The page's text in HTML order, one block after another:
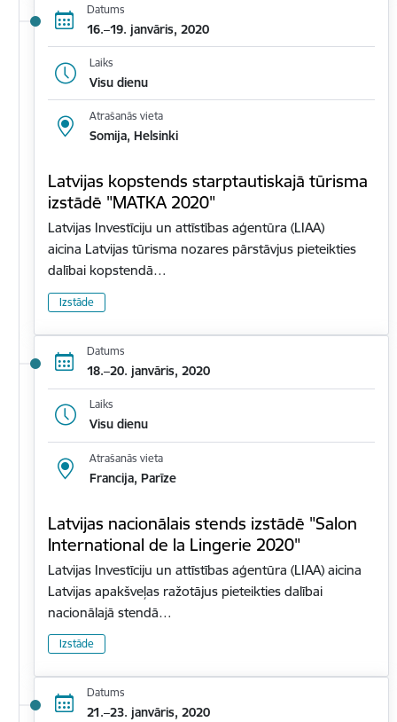
Datums
16.–19. janvāris, 2020
Laiks
Visu dienu
Atrašanās vieta
Somija, Helsinki
Latvijas kopstends starptautiskajā tūrisma
izstādē "MATKA 2020"
Latvijas Investīciju un attīstības aģentūra (LIAA)
aicina Latvijas tūrisma nozares pārstāvjus pieteikties
dalībai kopstendā…
Izstāde
Datums
18.–20. janvāris, 2020
Laiks
Visu dienu
Atrašanās vieta
Francija, Parīze
Latvijas nacionālais stends izstādē "Salon
International de la Lingerie 2020"
Latvijas Investīciju un attīstības aģentūra (LIAA) aicina
Latvijas apakšveļas ražotājus pieteikties dalībai
nacionālajā stendā…
Izstāde
Datums
21.–23. janvāris, 2020